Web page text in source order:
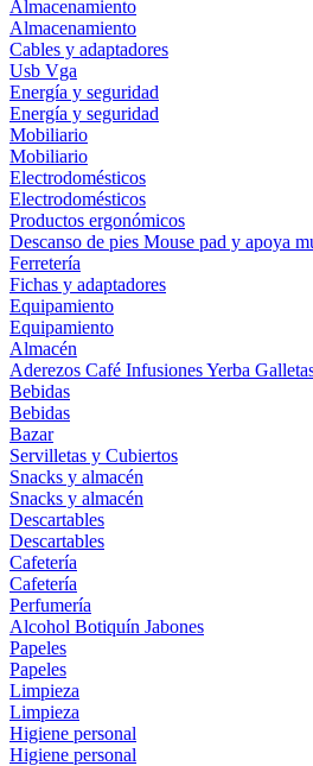
Almacenamiento
Almacenamiento
Cables y adaptadores
Usb Vga
Energía y seguridad
Energía y seguridad
Mobiliario
Mobiliario
Electrodomésticos
Electrodomésticos
Productos ergonómicos
Descanso de pies Mouse pad y apoya
Ferretería
Fichas y adaptadores
Equipamiento
Equipamiento
Almacén
Aderezos Café InfusionesYerba
Bebidas
Bebidas
Bazar
Servilletas y Cubiertos
Snacks y almacén
Snacks y almacén
Descartables
Descartables
Cafetería
Cafetería
Perfumería
Alcohol Botiquín Jabones
Papeles
Papeles
Limpieza
Limpieza
Higiene personal
Higiene personal